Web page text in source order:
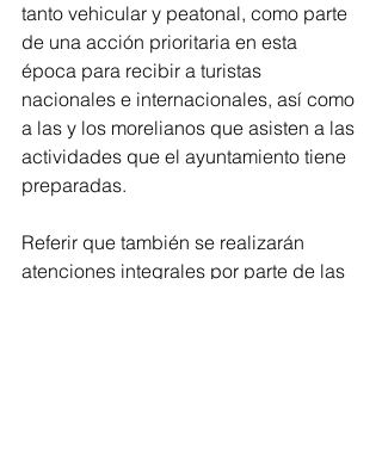
tanto vehicular y peatonal, como parte
de una acción prioritaria en esta
época para recibir a turistas
nacionales e internacionales, así como
a las y los morelianos que asisten a las
actividades que el ayuntamiento tiene
preparadas.
Referir que también se realizarán
atenciones integrales por parte de las